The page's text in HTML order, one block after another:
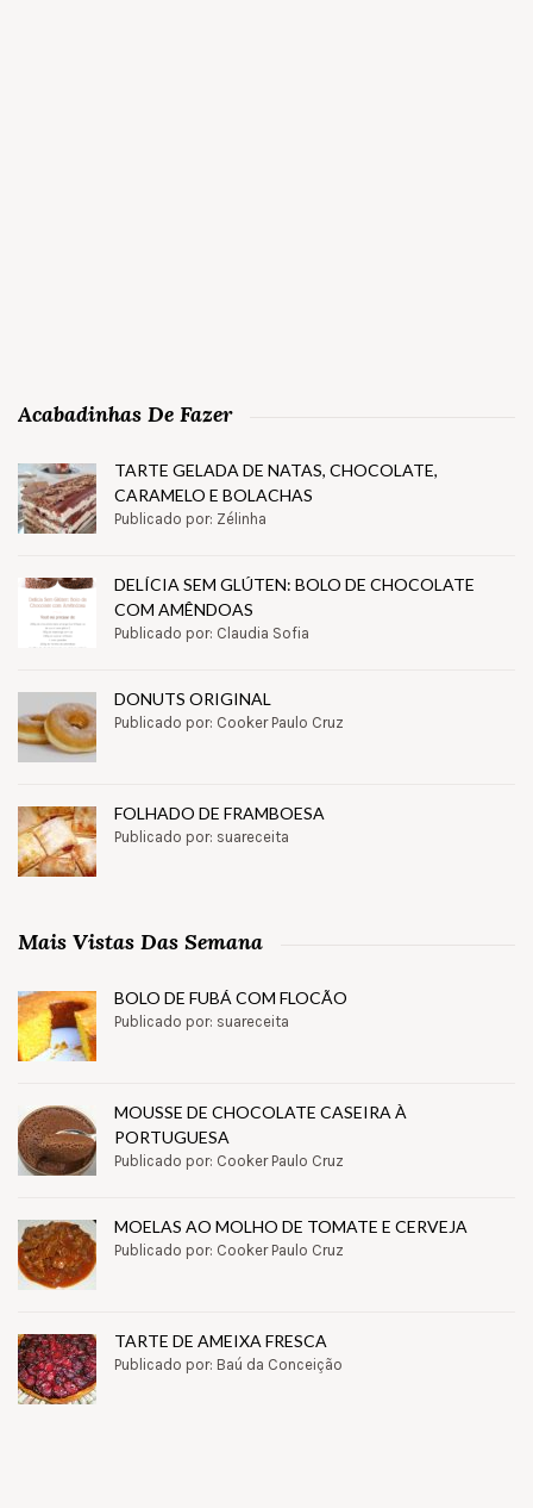
Acabadinhas De Fazer
TARTE GELADA DE NATAS, CHOCOLATE,
CARAMELO E BOLACHAS
Publicado por: Zélinha
DELÍCIA SEM GLÚTEN: BOLO DE CHOCOLATE
COM AMÊNDOAS
Publicado por: Claudia Sofia
DONUTS ORIGINAL
Publicado por: Cooker Paulo Cruz
FOLHADO DE FRAMBOESA
Publicado por: suareceita
Mais Vistas Das Semana
BOLO DE FUBÁ COM FLOCÃO
Publicado por: suareceita
MOUSSE DE CHOCOLATE CASEIRA À
PORTUGUESA
Publicado por: Cooker Paulo Cruz
MOELAS AO MOLHO DE TOMATE E CERVEJA
Publicado por: Cooker Paulo Cruz
TARTE DE AMEIXA FRESCA
Publicado por: Baú da Conceição